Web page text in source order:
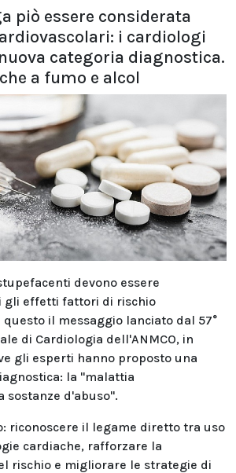
piò essere considerata
i cardiologi
categoria diagnostica.
a fumo e alcol
devono essere
gli effetti fattori di rischio
questo il messaggio lanciato dal 57°
di Cardiologia dell'ANMCO, in
gli esperti hanno proposto una
la "malattia
sostanze d'abuso".
riconoscere il legame diretto tra uso
cardiache, rafforzare la
rischio e migliorare le strategie di